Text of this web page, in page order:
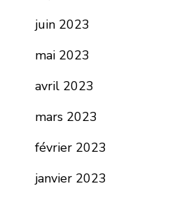
juin 2023
mai 2023
avril 2023
mars 2023
février 2023
janvier 2023